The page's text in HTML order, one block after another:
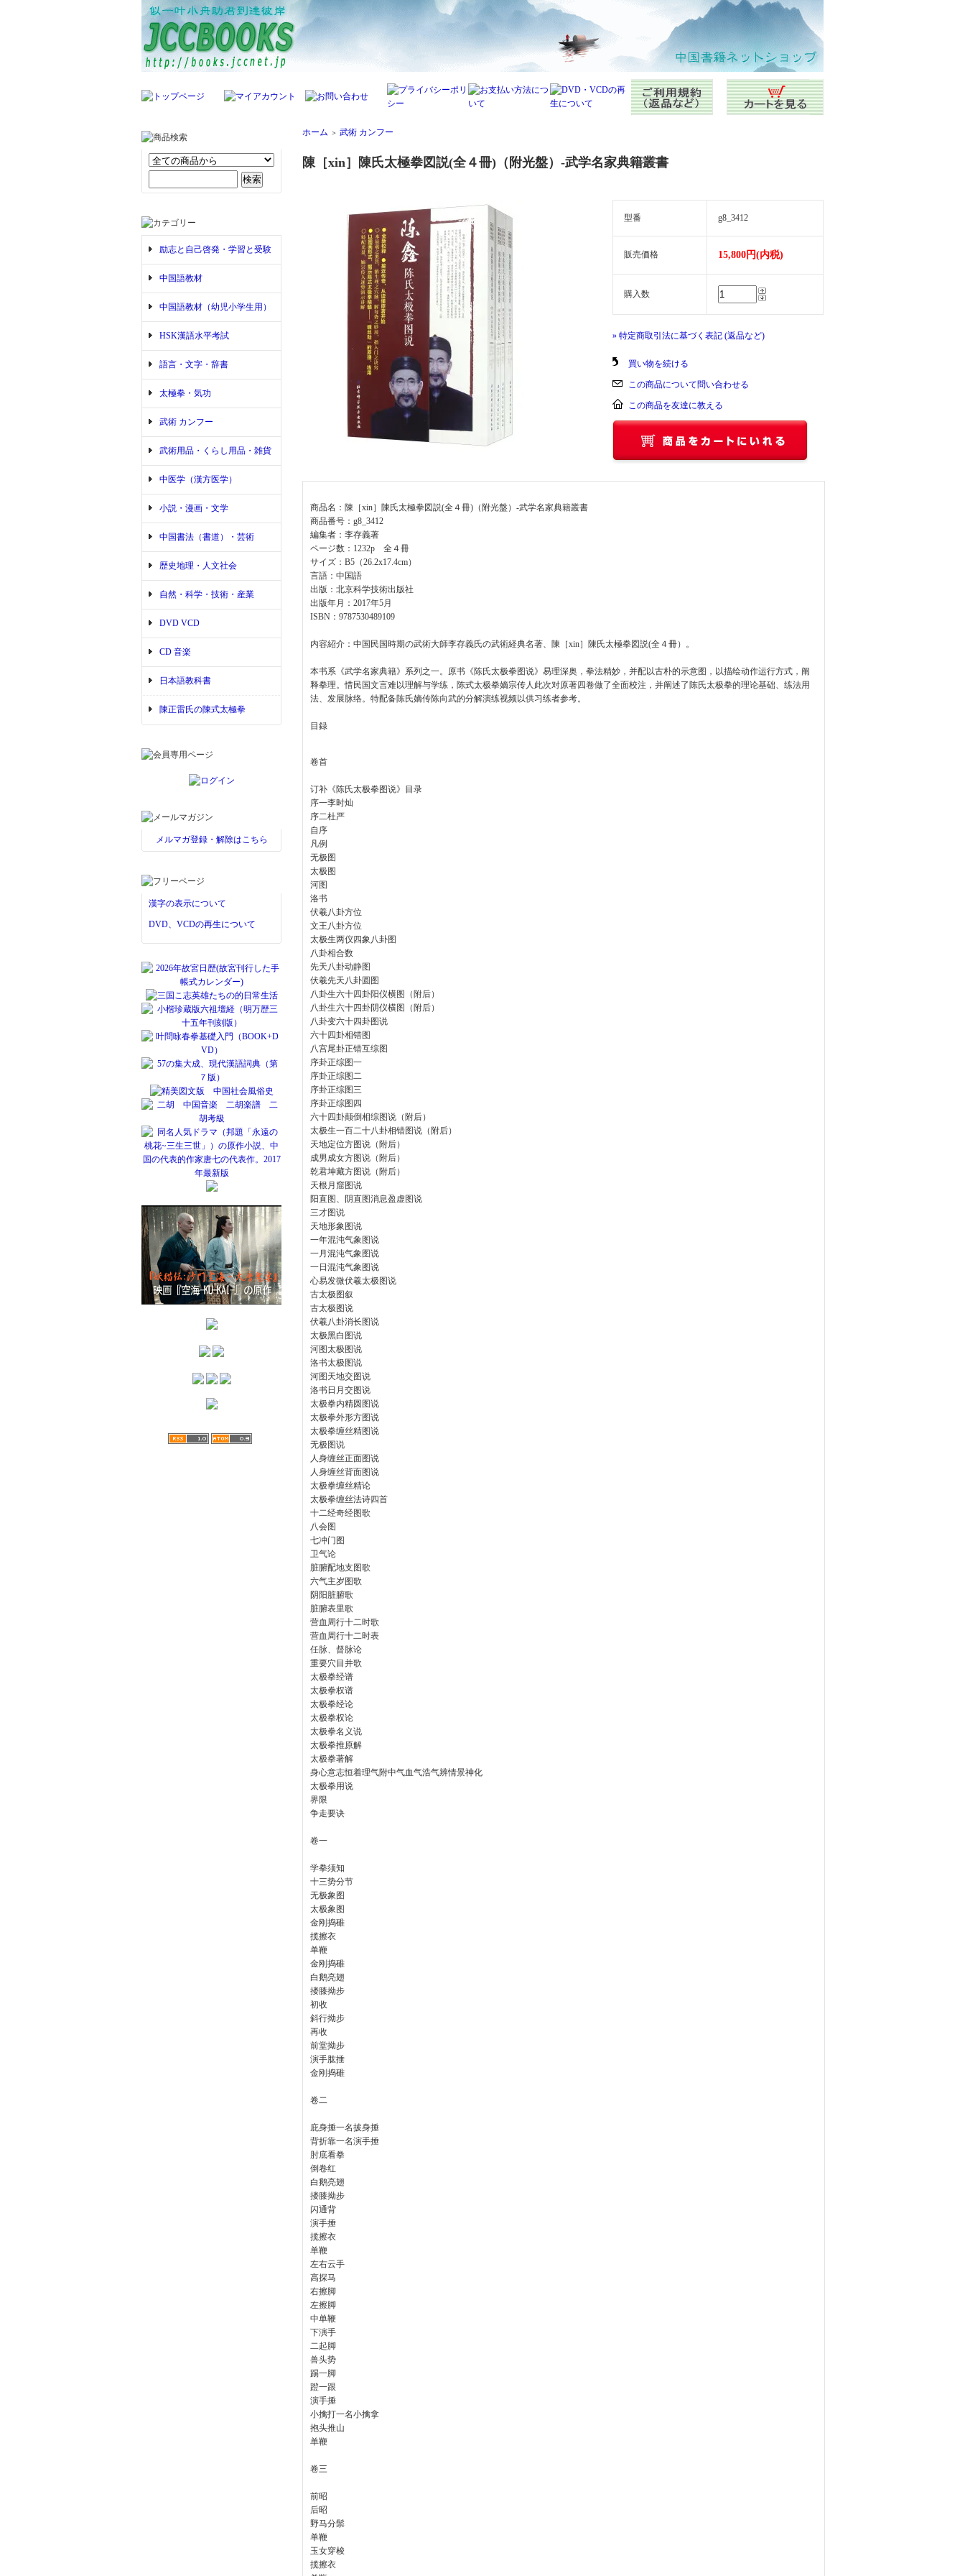
励志と自己啓発・学習と受験
中国語教材
中国語教材（幼児小学生用）
HSK漢語水平考試
語言・文字・辞書
太極拳・気功
武術 カンフー
武術用品・くらし用品・雑貨
中医学（漢方医学）
小説・漫画・文学
中国書法（書道）・芸術
歴史地理・人文社会
自然・科学・技術・産業
DVD VCD
CD 音楽
日本語教科書
陳正雷氏の陳式太極拳
メルマガ登録・解除はこちら
漢字の表示について
DVD、VCDの再生について
ホーム ＞ 武術 カンフー
陳［xin］陳氏太極拳図説(全４冊)（附光盤）-武学名家典籍叢書
型番 g8_3412
販売価格 15,800円(内税)
購入数
» 特定商取引法に基づく表記 (返品など)
買い物を続ける
この商品について問い合わせる
この商品を友達に教える
商品名：陳［xin］陳氏太極拳図説(全４冊)（附光盤）-武学名家典籍叢書
商品番号：g8_3412
編集者：李存義著
ページ数：1232p 全４冊
サイズ：B5（26.2x17.4cm）
言語：中国語
出版：北京科学技術出版社
出版年月：2017年5月
ISBN：9787530489109
内容紹介：中国民国時期の武術大師李存義氏の武術経典名著、陳［xin］陳氏太極拳図説(全４冊）。
本书系《武学名家典籍》系列之一。原书《陈氏太极拳图说》易理深奥，拳法精妙，并配以古朴的示意图，以描绘动作运行方式，阐
释拳理。惜民国文言难以理解与学练，陈式太极拳嫡宗传人此次对原著四卷做了全面校注，并阐述了陈氏太极拳的理论基础、练法用
法、发展脉络。特配备陈氏嫡传陈向武的分解演练视频以供习练者参考。
目録
卷首
订补《陈氏太极拳图说》目录
序一李时灿
序二杜严
自序
凡例
无极图
太极图
河图
洛书
伏羲八卦方位
文王八卦方位
太极生两仪四象八卦图
八卦相合数
先天八卦动静图
伏羲先天八卦圆图
八卦生六十四卦阳仪横图（附后）
八卦生六十四卦阴仪横图（附后）
八卦变六十四卦图说
六十四卦相错图
八宫尾卦正错互综图
序卦正综图一
序卦正综图二
序卦正综图三
序卦正综图四
六十四卦颠倒相综图说（附后）
太极生一百二十八卦相错图说（附后）
天地定位方图说（附后）
成男成女方图说（附后）
乾君坤藏方图说（附后）
天根月窟图说
阳直图、阴直图消息盈虚图说
三才图说
天地形象图说
一年混沌气象图说
一月混沌气象图说
一日混沌气象图说
心易发微伏羲太极图说
古太极图叙
古太极图说
伏羲八卦消长图说
太极黑白图说
河图太极图说
洛书太极图说
河图天地交图说
洛书日月交图说
太极拳内精圆图说
太极拳外形方图说
太极拳缠丝精图说
无极图说
人身缠丝正面图说
人身缠丝背面图说
太极拳缠丝精论
太极拳缠丝法诗四首
十二经奇经图歌
八会图
七冲门图
卫气论
脏腑配地支图歌
六气主岁图歌
阴阳脏腑歌
脏腑表里歌
营血周行十二时歌
营血周行十二时表
任脉、督脉论
重要穴目并歌
太极拳经谱
太极拳权谱
太极拳经论
太极拳权论
太极拳名义说
太极拳推原解
太极拳著解
身心意志恒着理气附中气血气浩气辨情景神化
太极拳用说
界限
争走要诀
卷一
学拳须知
十三势分节
无极象图
太极象图
金刚捣碓
揽擦衣
单鞭
金刚捣碓
白鹅亮翅
搂膝拗步
初收
斜行拗步
再收
前堂拗步
演手肱捶
金刚捣碓
卷二
庇身捶一名披身捶
背折靠一名演手捶
肘底看拳
倒卷红
白鹅亮翅
搂膝拗步
闪通背
演手捶
揽擦衣
单鞭
左右云手
高探马
右擦脚
左擦脚
中单鞭
下演手
二起脚
兽头势
踢一脚
蹬一跟
演手捶
小擒打一名小擒拿
抱头推山
单鞭
卷三
前昭
后昭
野马分鬃
单鞭
玉女穿梭
揽擦衣